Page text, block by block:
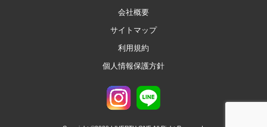
会社概要
サイトマップ
利用規約
個人情報保護方針